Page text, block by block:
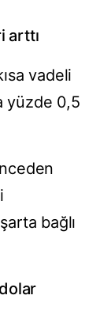
arttı
vadeli
yüzde 0,5
bağlı